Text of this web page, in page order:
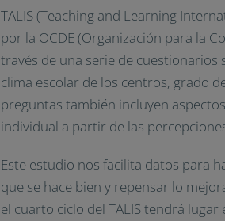
TALIS (Teaching and Learning
por la OCDE (Organización para la
través de una serie de
clima escolar de los centros, grado
preguntas también incluyen
individual a partir de las
Este estudio nos facilita datos para
que se hace bien y repensar lo
el cuarto ciclo del TALIS tendrá